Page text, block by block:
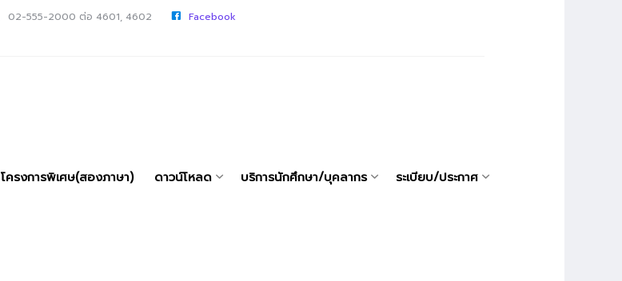
02-555-2000 ต่อ 4601, 4602
Facebook
โครงการพิเศษ(สองภาษา) ดาวน์โหลด บริการนักศึกษา/บุคลากร ระเบียบ/ประกาศ